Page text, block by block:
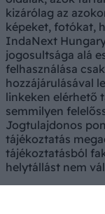
kizárólag az
képeket, fotókat,
IndaNext
jogosultsága alá
felhasználása
hozzájárulásával
linkeken elérhető
semmilyen
Jogtulajdonos
tájékoztatás
tájékoztatásból
helytállást nem